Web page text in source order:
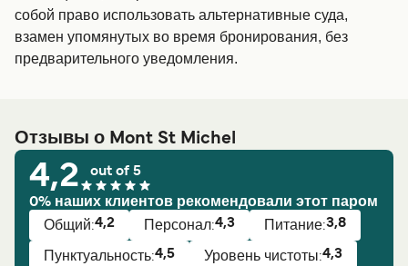
собой право использовать альтернативные суда,
взамен упомянутых во время бронирования, без
предварительного уведомления.
Отзывы о Mont St Michel
4,2 out of 5
0% наших клиентов рекомендовали этот паром
Общий:4,2 Персонал:4,3 Питание:3,8
Пунктуальность:4,5 Уровень чистоты:4,3